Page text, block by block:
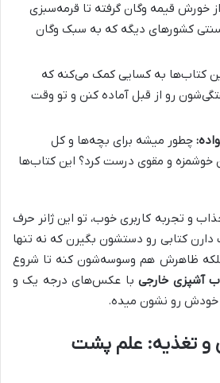
از خورش قیمه وگان گرفته تا قرمه‌سبزی
کشورهای دیگه که به سبک وگان
کتاب‌ها به کسایی کمک می‌کنه که
رو از قبل آماده کنن و تو وقت
چطور میشه برای بچه‌ها و کل
خوشمزه و مقوی درست کرد؟ این کتاب‌ها
و تجربه کاربری خوب، تو این ژانر حرف
کتابی رو دستشون بگیرن که نه تنها
ظاهرش هم وسوسه‌شون کنه تا شروع
آشپزی خارجیبا عکس‌های درجه یک و
خودش رو نشون میده.
و تغذیه: علم پشت